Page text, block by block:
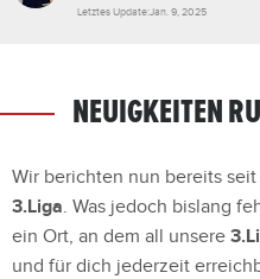
Letztes Update:Jan. 9, 2025
NEUIGKEITEN
Wir berichten nun bereits
3.Liga. Was jedoch bislang
ein Ort, an dem all unsere
und für dich jederzeit